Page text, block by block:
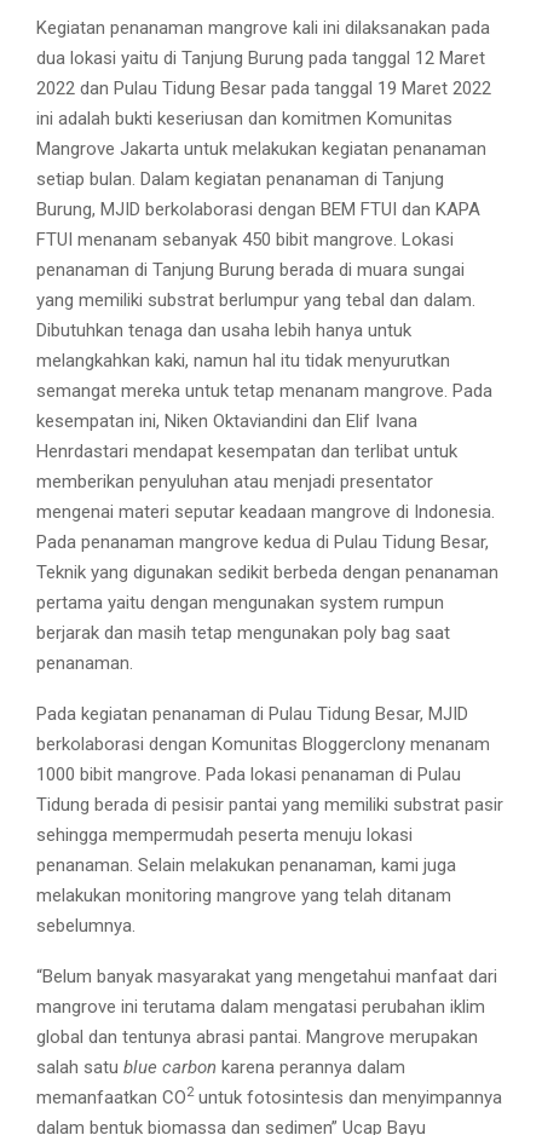
Kegiatan penanaman mangrove kali ini dilaksanakan pada
dua lokasi yaitu di Tanjung Burung pada tanggal 12 Maret
2022 dan Pulau Tidung Besar pada tanggal 19 Maret 2022
ini adalah bukti keseriusan dan komitmen Komunitas
Mangrove Jakarta untuk melakukan kegiatan penanaman
setiap bulan. Dalam kegiatan penanaman di Tanjung
Burung, MJID berkolaborasi dengan BEM FTUI dan KAPA
FTUI menanam sebanyak 450 bibit mangrove. Lokasi
penanaman di Tanjung Burung berada di muara sungai
yang memiliki substrat berlumpur yang tebal dan dalam.
Dibutuhkan tenaga dan usaha lebih hanya untuk
melangkahkan kaki, namun hal itu tidak menyurutkan
semangat mereka untuk tetap menanam mangrove. Pada
kesempatan ini, Niken Oktaviandini dan Elif Ivana
Henrdastari mendapat kesempatan dan terlibat untuk
memberikan penyuluhan atau menjadi presentator
mengenai materi seputar keadaan mangrove di Indonesia.
Pada penanaman mangrove kedua di Pulau Tidung Besar,
Teknik yang digunakan sedikit berbeda dengan penanaman
pertama yaitu dengan mengunakan system rumpun
berjarak dan masih tetap mengunakan poly bag saat
penanaman.
Pada kegiatan penanaman di Pulau Tidung Besar, MJID
berkolaborasi dengan Komunitas Bloggerclony menanam
1000 bibit mangrove. Pada lokasi penanaman di Pulau
Tidung berada di pesisir pantai yang memiliki substrat pasir
sehingga mempermudah peserta menuju lokasi
penanaman. Selain melakukan penanaman, kami juga
melakukan monitoring mangrove yang telah ditanam
sebelumnya.
“Belum banyak masyarakat yang mengetahui manfaat dari
mangrove ini terutama dalam mengatasi perubahan iklim
global dan tentunya abrasi pantai. Mangrove merupakan
salah satu blue carbon karena perannya dalam
memanfaatkan CO2untuk fotosintesis dan menyimpannya
dalam bentuk biomassa dan sedimen” Ucap Bayu